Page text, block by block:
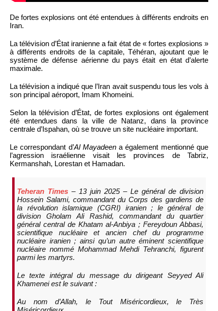
De fortes explosions ont été entendues à différents endroits en
Iran.
La télévision d’État iranienne a fait état de « fortes explosions »
à différents endroits de la capitale, Téhéran, ajoutant que le
système de défense aérienne du pays était en état d’alerte
maximale.
La télévision a indiqué que l’Iran avait suspendu tous les vols à
son principal aéroport, Imam Khomeini.
Selon la télévision d’État, de fortes explosions ont également
été entendues dans la ville de Natanz, dans la province
centrale d’Ispahan, où se trouve un site nucléaire important.
Le correspondant d’Al Mayadeena également mentionné que
l’agression israélienne visait les provinces de Tabriz,
Kermanshah, Lorestan et Hamadan.
Teheran Times – 13 juin 2025 – Le général de division
Hossein Salami, commandant du Corps des gardiens de
la révolution islamique (CGRI) iranien ; le général de
division Gholam Ali Rashid, commandant du quartier
général central de Khatam al-Anbiya ; Fereydoun Abbasi,
scientifique nucléaire et ancien chef du programme
nucléaire iranien ; ainsi qu’un autre éminent scientifique
nucléaire nommé Mohammad Mehdi Tehranchi, figurent
parmi les martyrs.
Le texte intégral du message du dirigeant Seyyed Ali
Khamenei est le suivant :
Au nom d’Allah, le Tout Miséricordieux, le Très